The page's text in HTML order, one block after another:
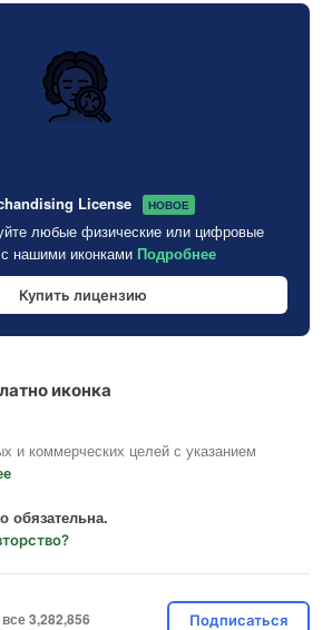
License НОВОЕ
любые физические или цифровые
нашими иконками Подробнее
Купить лицензию
иконка
и коммерческих целей с указанием
обязательна.
3,282,856
Подписаться